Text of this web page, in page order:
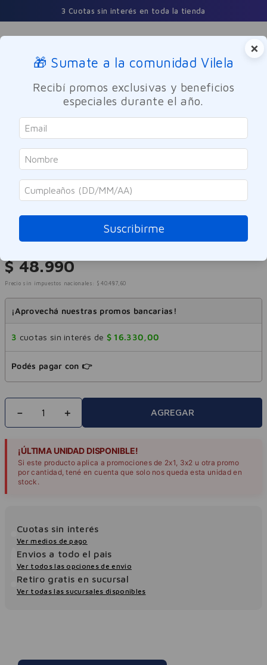
3 Cuotas sin interés en toda la tienda
Buscar
Perfumes y Fragancias Hombres
Bensimon
Red Eau de Parfum Bensimon
100ml
Referencia:-314375
$ 48.990
Precio sin impuestos nacionales: $ 40.487, 60
¡Aprovechá nuestras promos bancarias!
3 cuotas sin interés de $ 16.330,00
Podés pagar con 👉
＋
－ AGREGAR
¡ÚLTIMA UNIDAD DISPONIBLE!
Si este producto aplica a promociones de 2x1, 3x2 u otra promo
por cantidad, tené en cuenta que solo nos queda esta unidad en
stock.
Cuotas sin interés
Ver medios de pago
Envios a todo el pais
Ver todos las opciones de envio
Retiro gratis en sucursal
Ver todas las sucursales disponibles
×
🎁 Sumate a la comunidad Vilela
Recibí promos exclusivas y beneficios
especiales durante el año.
Suscribirme